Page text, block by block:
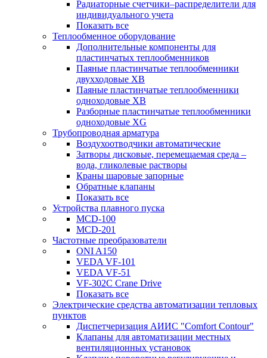
Радиаторные счетчики–распределители для
индивидуального учета
Показать все
Теплообменное оборудование
Дополнительные компоненты для
пластинчатых теплообменников
Паяные пластинчатые теплообменники
двухходовые XB
Паяные пластинчатые теплообменники
одноходовые ХВ
Разборные пластинчатые теплообменники
одноходовые ХG
Трубопроводная арматура
Воздухоотводчики автоматические
Затворы дисковые, перемещаемая среда –
вода, гликолевые растворы
Краны шаровые запорные
Обратные клапаны
Показать все
Устройства плавного пуска
MCD-100
MCD-201
Частотные преобразователи
ONI A150
VEDA VF-101
VEDA VF-51
VF-302C Crane Drive
Показать все
Электрические средства автоматизации тепловых
пунктов
Диспетчеризация АИИС "Comfort Contour"
Клапаны для автоматизации местных
вентиляционных установок